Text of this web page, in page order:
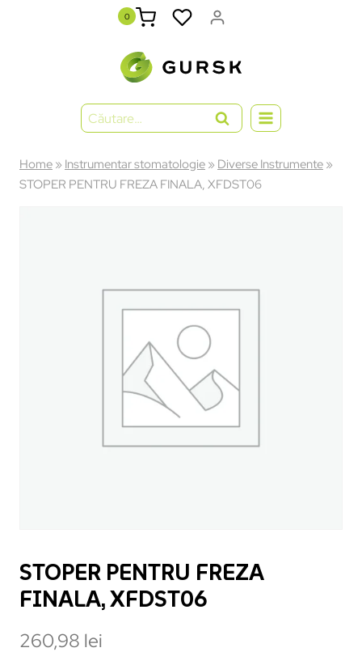
0
Home»Instrumentar stomatologie»Diverse Instrumente»
STOPER PENTRU FREZA FINALA, XFDST06
STOPER PENTRU FREZA
FINALA, XFDST06
260,98 lei